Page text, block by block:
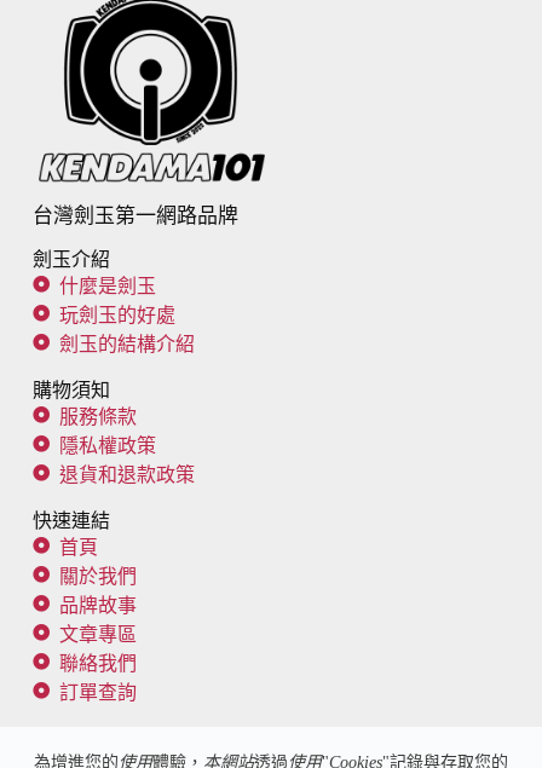
為增進您的 使用體驗， 本網站透過 使用"Cookies"記錄與存取您的
台灣劍玉第一網路品牌
劍玉介紹
什麼是劍玉
玩劍玉的好處
劍玉的結構介紹
購物須知
服務條款
隱私權政策
退貨和退款政策
快速連結
首頁
關於我們
品牌故事
文章專區
聯絡我們
訂單查詢